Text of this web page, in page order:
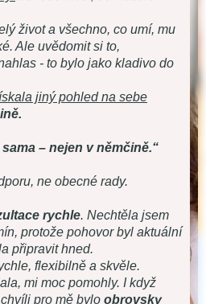
život a všechno, co umí, mu
Ale uvědomit si to,
- to bylo jako kladivo do
jiný pohled na sebe
– nejen v němčině.“
ne obecné rady.
rychle. Nechtěla jsem
protože pohovor byl aktuální
připravit hned.
flexibilně a skvěle.
mi moc pomohly. I když
pro mě bylo obrovsky